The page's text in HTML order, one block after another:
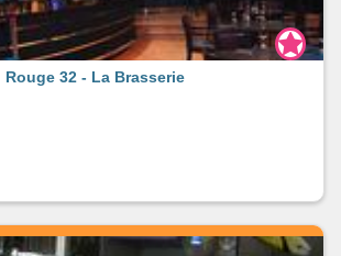
Rouge 32 - La Brasserie